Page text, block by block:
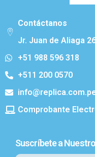
Contáctanos
Jr. Juan de Aliaga
+51 988 596 318
+511 200 0570
Comprobante
Suscríbete a